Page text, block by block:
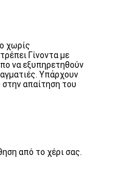
χωρίς
Γίνοντα με
να εξυπηρετηθούν
Υπάρχουν
απαίτηση του
από το χέρι σας.